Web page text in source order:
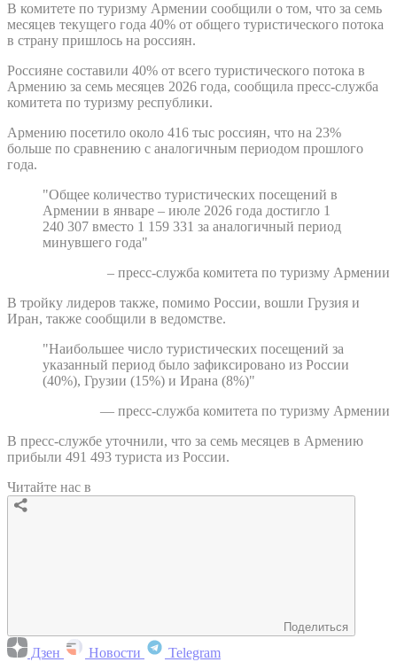
В комитете по туризму Армении сообщили о том, что за семь
месяцев текущего года 40% от общего туристического потока
в страну пришлось на россиян.
Россияне составили 40% от всего туристического потока в
Армению за семь месяцев 2026 года, сообщила пресс-служба
комитета по туризму республики.
Армению посетило около 416 тыс россиян, что на 23%
больше по сравнению с аналогичным периодом прошлого
года.
"Общее количество туристических посещений в
Армении в январе – июле 2026 года достигло 1
240 307 вместо 1 159 331 за аналогичный период
минувшего года"
– пресс-служба комитета по туризму Армении
В тройку лидеров также, помимо России, вошли Грузия и
Иран, также сообщили в ведомстве.
"Наибольшее число туристических посещений за
указанный период было зафиксировано из России
(40%), Грузии (15%) и Ирана (8%)"
— пресс-служба комитета по туризму Армении
В пресс-службе уточнили, что за семь месяцев в Армению
прибыли 491 493 туриста из России.
Читайте нас в
Поделиться
Дзен Новости Telegram